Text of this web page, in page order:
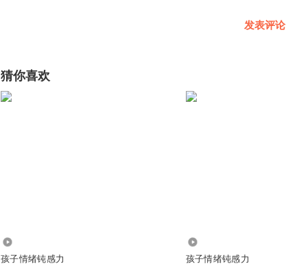
发表评论
猜你喜欢
孩子情绪钝感力 孩子情绪钝感力